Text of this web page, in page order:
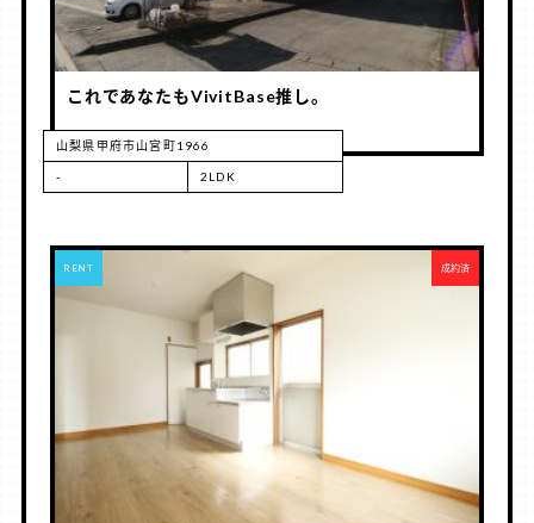
これであなたもVivitBase推し。
山梨県甲府市山宮町1966
- 2LDK
RENT 成約済